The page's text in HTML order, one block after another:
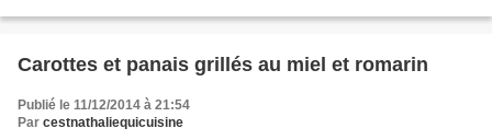
Carottes et panais grillés au miel et romarin
Publié le 11/12/2014 à 21:54
Par cestnathaliequicuisine